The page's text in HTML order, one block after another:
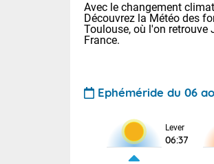
Avec le changement
Découvrez la Météo des
Toulouse, où l'on retrouve
France.
Ephéméride du 06
Lever
06:37